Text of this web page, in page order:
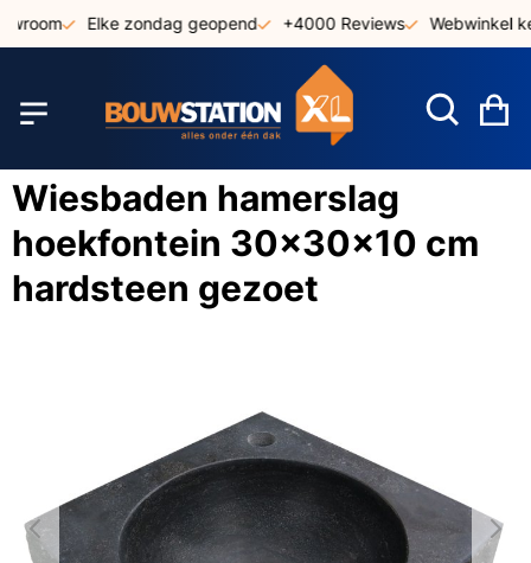
Elke zondag geopend +4000 Reviews Webwinkel
Wiesbaden hamerslag
hoekfontein 30x30x10 cm
hardsteen gezoet